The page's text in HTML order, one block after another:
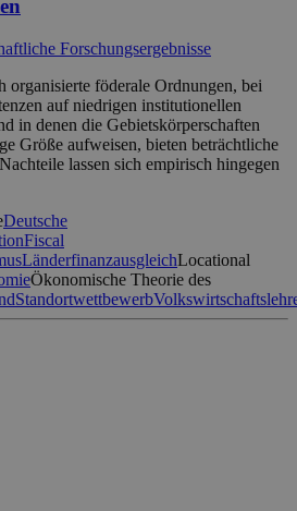
Forschungsergebnisse
organisierte föderale Ordnungen, bei
auf niedrigen institutionellen
in denen die Gebietskörperschaften
Größe aufweisen, bieten beträchtliche
lassen sich empirisch hingegen
Deutsche
Fiscal
LänderfinanzausgleichLocational
Ökonomische Theorie des
Standortwettbewerb